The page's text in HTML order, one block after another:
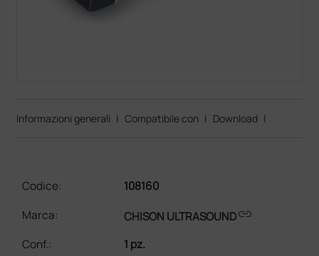
Informazioni generali | Compatibile con | Download |
Codice:
108160
Marca:
CHISON ULTRASOUNDlink
Conf.:
1 pz.